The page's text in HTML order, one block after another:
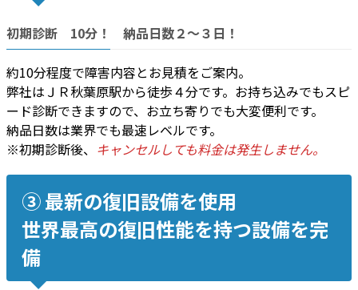
初期診断 10分！ 納品日数２〜３日！
約10分程度で障害内容とお見積をご案内。
弊社はＪＲ秋葉原駅から徒歩４分です。お持ち込みでもスピ
ード診断できますので、お立ち寄りでも大変便利です。
納品日数は業界でも最速レベルです。
※初期診断後、 キャンセルしても料金は発生しません。
③ 最新の復旧設備を使用
世界最高の復旧性能を持つ設備を完
備